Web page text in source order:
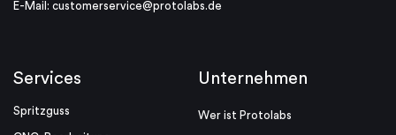
E-Mail: customerservice@protolabs.de
Services
Spritzguss
Unternehmen
Wer ist Protolabs